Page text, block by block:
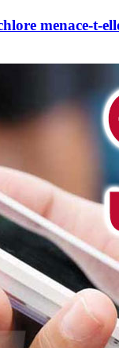
menace-t-